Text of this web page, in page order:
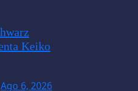
Keiko
Ago 6, 2026